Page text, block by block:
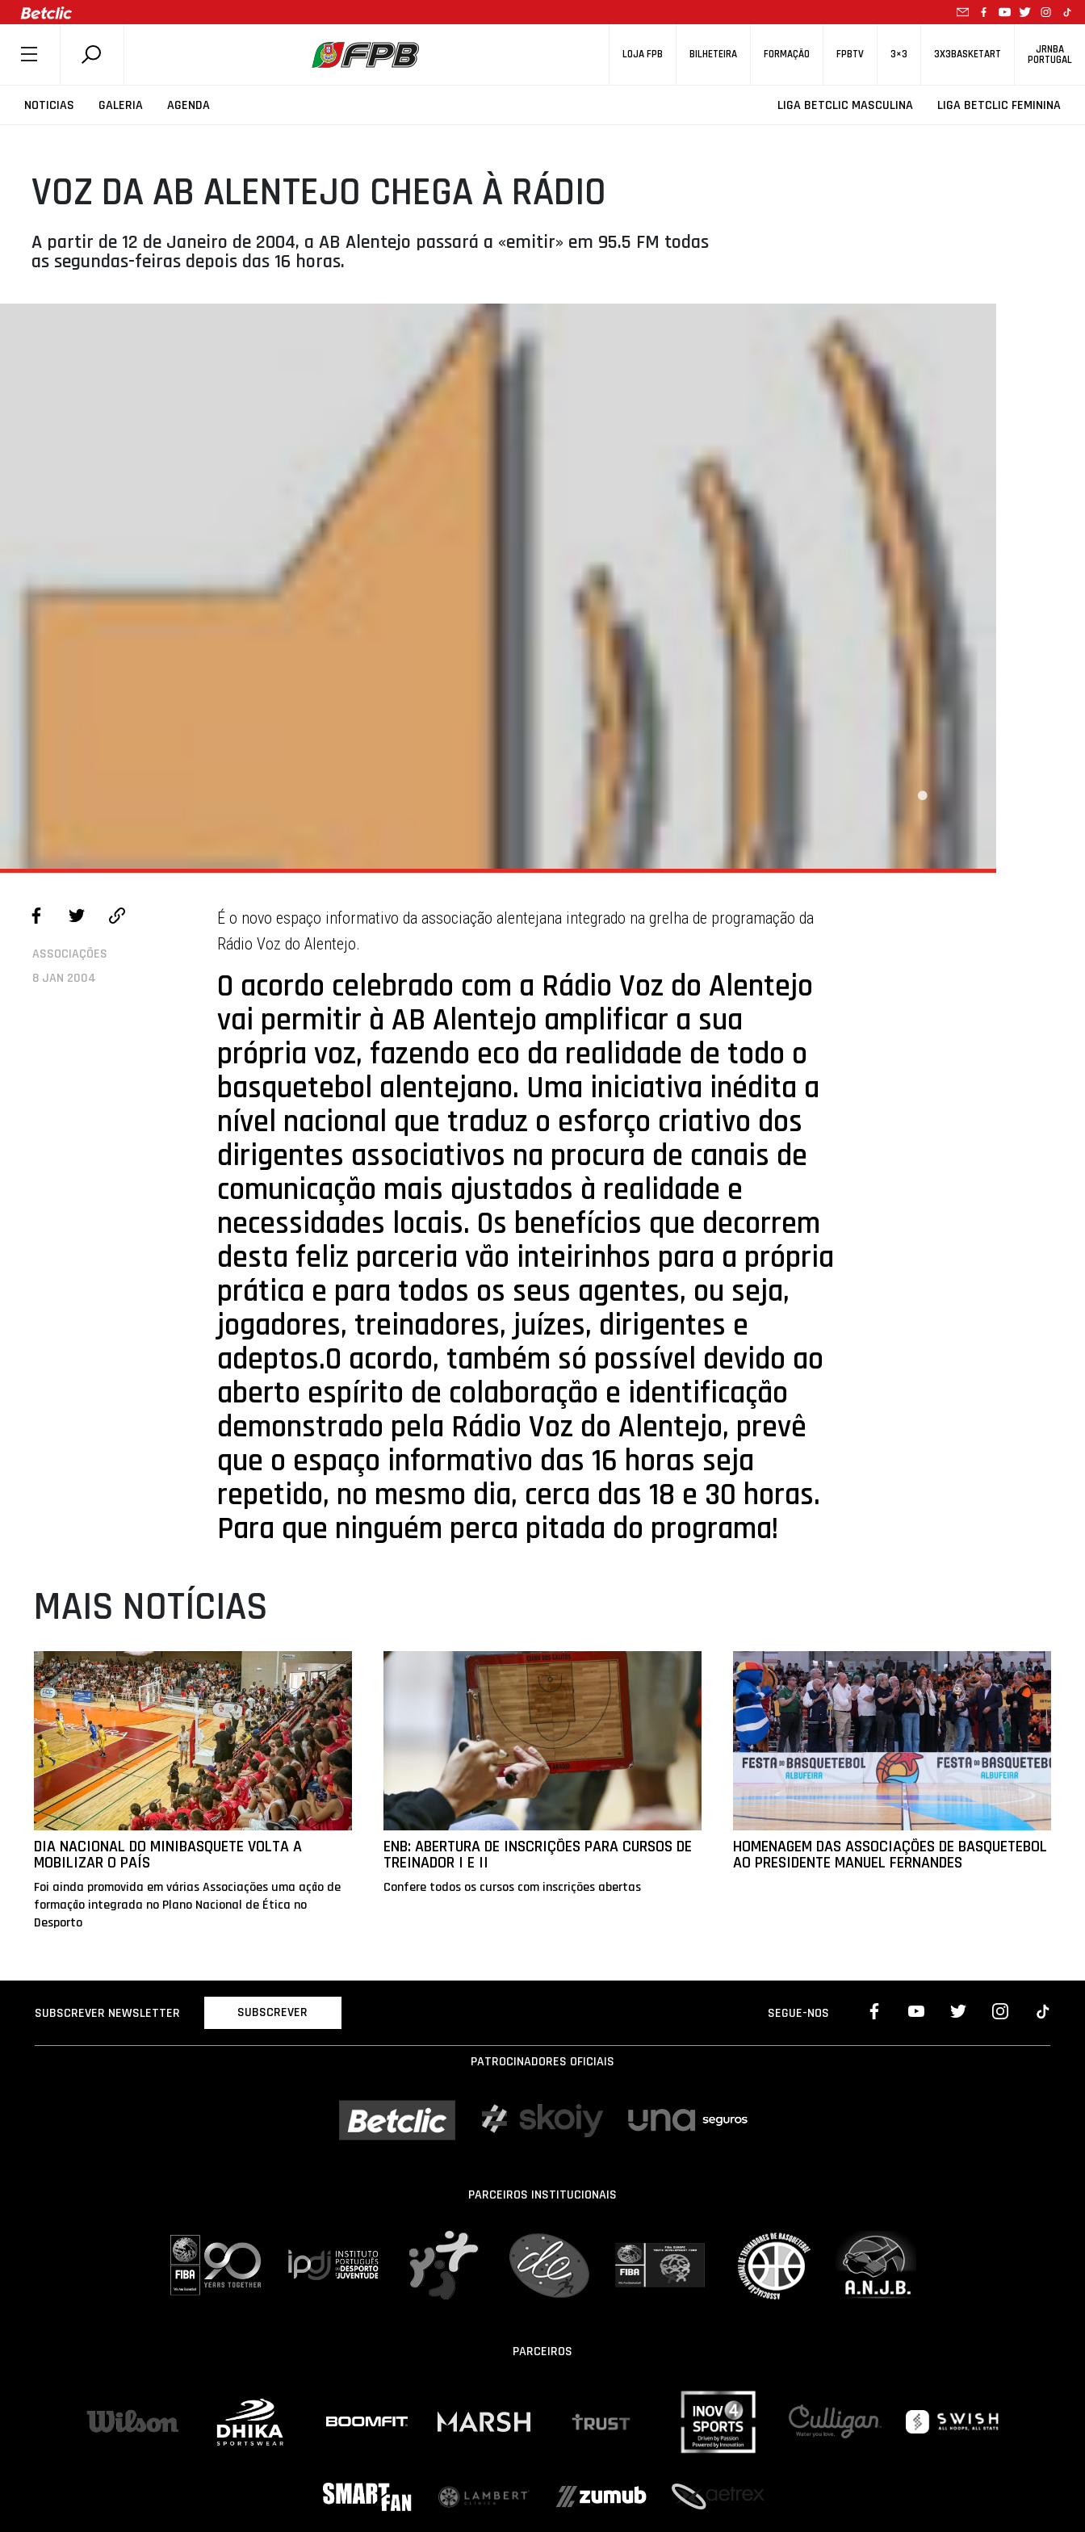
LOJA FPB BILHETEIRA FORMAÇÃO FPBTV 3×3 3X3BASKETART JRNBA
PORTUGAL
NOTICIAS GALERIA AGENDA LIGA BETCLIC MASCULINA LIGA BETCLIC FEMININA
SOBRE A FPB
COMPETIÇÕES
ASSOCIAÇÕES
CLUBES
AGENTES
AGENDA
VOZ DA AB ALENTEJO CHEGA À RÁDIO
A partir de 12 de Janeiro de 2004, a AB Alentejo passará a «emitir» em 95.5 FM todas
as segundas-feiras depois das 16 horas.
ASSOCIAÇÕES
8 JAN 2004
É o novo espaço informativo da associação alentejana integrado na grelha de programação da
Rádio Voz do Alentejo.
O acordo celebrado com a Rádio Voz do Alentejo
vai permitir à AB Alentejo amplificar a sua
própria voz, fazendo eco da realidade de todo o
basquetebol alentejano. Uma iniciativa inédita a
nível nacional que traduz o esforço criativo dos
dirigentes associativos na procura de canais de
comunicação mais ajustados à realidade e
necessidades locais. Os benefícios que decorrem
desta feliz parceria vão inteirinhos para a própria
prática e para todos os seus agentes, ou seja,
jogadores, treinadores, juízes, dirigentes e
adeptos.O acordo, também só possível devido ao
aberto espírito de colaboração e identificação
demonstrado pela Rádio Voz do Alentejo, prevê
que o espaço informativo das 16 horas seja
repetido, no mesmo dia, cerca das 18 e 30 horas.
Para que ninguém perca pitada do programa!
MAIS NOTÍCIAS
DIA NACIONAL DO MINIBASQUETE VOLTA A
MOBILIZAR O PAÍS
Foi ainda promovida em várias Associações uma ação de
formação integrada no Plano Nacional de Ética no
Desporto
ENB: ABERTURA DE INSCRIÇÕES PARA CURSOS DE
TREINADOR I E II
Confere todos os cursos com inscrições abertas
HOMENAGEM DAS ASSOCIAÇÕES DE BASQUETEBOL
AO PRESIDENTE MANUEL FERNANDES
SUBSCREVER NEWSLETTER SUBSCREVER SEGUE-NOS
PATROCINADORES OFICIAIS
PARCEIROS INSTITUCIONAIS
PARCEIROS